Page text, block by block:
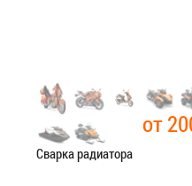
от
Сварка радиатора